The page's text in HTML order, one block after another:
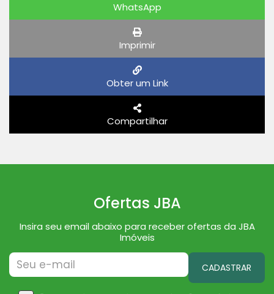
WhatsApp
Imprimir
Obter um Link
Compartilhar
Ofertas JBA
Insira seu email abaixo para receber ofertas da JBA
Imóveis
CADASTRAR